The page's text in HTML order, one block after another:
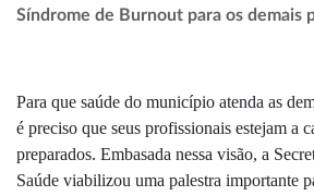
Síndrome de Burnout para os demais
Para que saúde do município atenda as
é preciso que seus profissionais estejam a
preparados. Embasada nessa visão, a
Saúde viabilizou uma palestra importante